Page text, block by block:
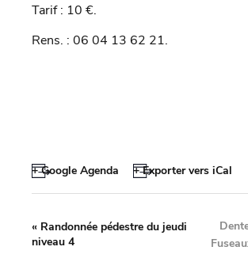
Tarif : 10 €.
Rens. : 06 04 13 62 21.
+ Google Agenda + Exporter vers iCal
« Randonnée pédestre du jeudi
niveau 4